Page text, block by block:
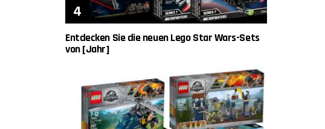
Entdecken Sie die neuen Lego Star Wars-Sets
von [Jahr]